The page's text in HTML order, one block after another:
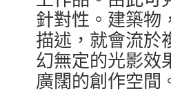
針對性。建築物
描述，就會流於
幻無定的光影效
廣闊的創作空間